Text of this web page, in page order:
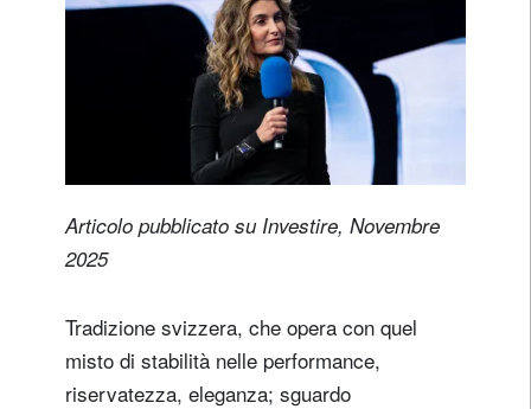
Articolo pubblicato su Investire, Novembre
2025
Tradizione svizzera, che opera con quel
misto di stabilità nelle performance,
riservatezza, eleganza; sguardo